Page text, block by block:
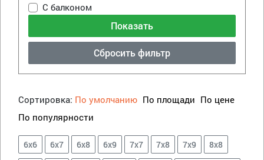
С балконом
Сбросить фильтр
Сортировка: По умолчанию По площади По цене
По популярности
6х6 6х7 6х8 6х9 7х7 7х8 7х9 8х8